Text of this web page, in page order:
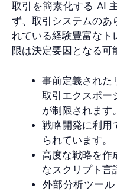
取引を簡素化する AI
ず、取引システムのあ
れている経験豊富なト
限は決定要因となる可
事前定義された
取引エクスポー
が制限されます。
戦略開発に利用
られています。
高度な戦略を作
なスクリプト言
外部分析ツー